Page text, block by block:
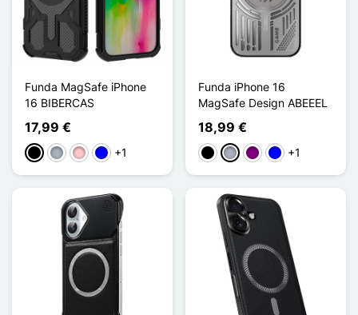
Funda MagSafe iPhone
16 BIBERCAS
17,99 €
NegroGris RosaAzul+1
Funda iPhone 16
MagSafe Design ABEEEL
18,99 €
Negro
Gris Púrpura
Azul+1